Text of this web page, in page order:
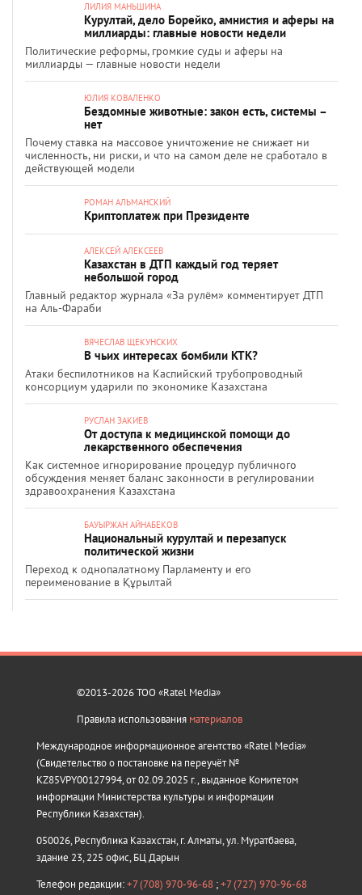
ЛИЛИЯ МАНЬШИНА
Курултай, дело Борейко, амнистия и аферы на
миллиарды: главные новости недели
Политические реформы, громкие суды и аферы на
миллиарды — главные новости недели
ЮЛИЯ КОВАЛЕНКО
Бездомные животные: закон есть, системы –
нет
Почему ставка на массовое уничтожение не снижает ни
численность, ни риски, и что на самом деле не сработало в
действующей модели
РОМАН АЛЬМАНСКИЙ
Криптоплатеж при Президенте
АЛЕКСЕЙ АЛЕКСЕЕВ
Казахстан в ДТП каждый год теряет
небольшой город
Главный редактор журнала «За рулём» комментирует ДТП
на Аль-Фараби
ВЯЧЕСЛАВ ЩЕКУНСКИХ
В чьих интересах бомбили КТК?
Атаки беспилотников на Каспийский трубопроводный
консорциум ударили по экономике Казахстана
РУСЛАН ЗАКИЕВ
От доступа к медицинской помощи до
лекарственного обеспечения
Как системное игнорирование процедур публичного
обсуждения меняет баланс законности в регулировании
здравоохранения Казахстана
БАУЫРЖАН АЙНАБЕКОВ
Национальный курултай и перезапуск
политической жизни
Переход к однопалатному Парламенту и его
переименование в Құрылтай
©2013-2026 ТОО «Ratel Media»
Правила использования материалов
Международное информационное агентство «Ratel Media»
(Свидетельство о постановке на переучёт №
KZ85VPY00127994, от 02.09.2025 г., выданное Комитетом
информации Министерства культуры и информации
Республики Казахстан).
050026, Республика Казахстан, г. Алматы, ул. Муратбаева,
здание 23, 225 офис, БЦ Дарын
Телефон редакции:+7 (708) 970-96-68 ;+7 (727) 970-96-68